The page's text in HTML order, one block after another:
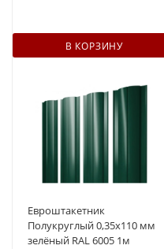
В КОРЗИНУ
Евроштакетник
Полукруглый 0,35x110 мм
зелёный RAL 6005 1м